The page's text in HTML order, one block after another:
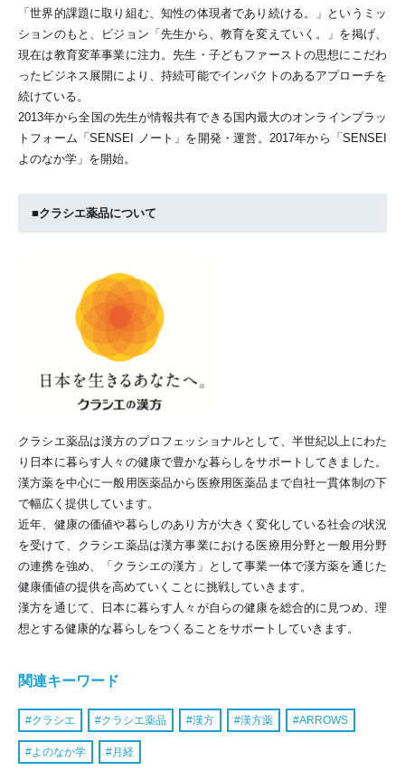
「世界的課題に取り組む、知性の体現者であり続ける。」というミッ
ションのもと、ビジョン「先生から、教育を変えていく。」を掲げ、
現在は教育変革事業に注力。先生・子どもファーストの思想にこだわ
ったビジネス展開により、持続可能でインパクトのあるアプローチを
続けている。
2013年から全国の先生が情報共有できる国内最大のオンラインプラッ
トフォーム「SENSEI ノート」を開発・運営。2017年から「SENSEI
よのなか学」を開始。
■クラシエ薬品について
クラシエ薬品は漢方のプロフェッショナルとして、半世紀以上にわた
り日本に暮らす人々の健康で豊かな暮らしをサポートしてきました。
漢方薬を中心に一般用医薬品から医療用医薬品まで自社一貫体制の下
で幅広く提供しています。
近年、健康の価値や暮らしのあり方が大きく変化している社会の状況
を受けて、クラシエ薬品は漢方事業における医療用分野と一般用分野
の連携を強め、「クラシエの漢方」として事業一体で漢方薬を通じた
健康価値の提供を高めていくことに挑戦していきます。
漢方を通じて、日本に暮らす人々が自らの健康を総合的に見つめ、理
想とする健康的な暮らしをつくることをサポートしていきます。
関連キーワード
クラシエ クラシエ薬品 漢方 漢方薬 ARROWS
よのなか学 月経